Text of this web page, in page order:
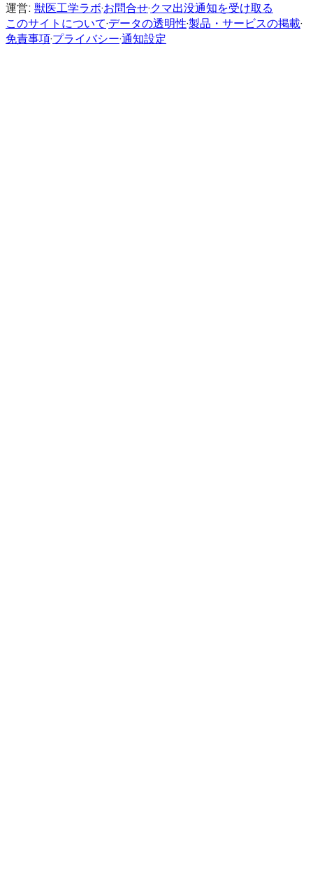
運営: 獣医工学ラボ·お問合せ·クマ出没通知を受け取る
このサイトについて·データの透明性·製品・サービスの掲載·
免責事項·プライバシー·通知設定